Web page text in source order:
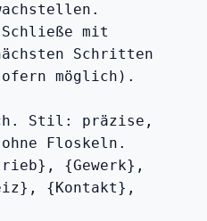
mit
Schritten
möglich).
Stil: präzise,
Floskeln.
{Gewerk},
{Kontakt},